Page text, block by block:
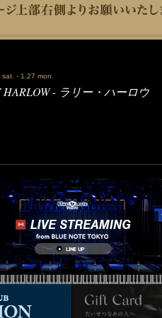
- 1.27 mon.
HARLOW - ラリー・ハーロウ